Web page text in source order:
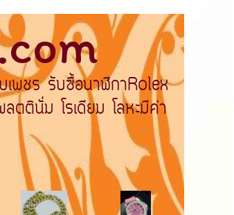
เพชร รับซื้อนาฬิกาRolex
ตตินั่ม โรเดียม โลหะมีค่า